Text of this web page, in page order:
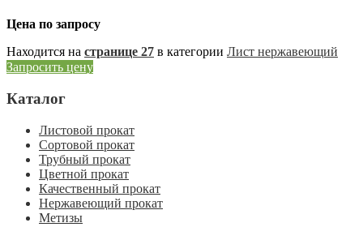
Цена по запросу
Находится на странице 27 в категории Лист нержавеющий
Запросить цену
Каталог
Листовой прокат
Сортовой прокат
Трубный прокат
Цветной прокат
Качественный прокат
Нержавеющий прокат
Метизы